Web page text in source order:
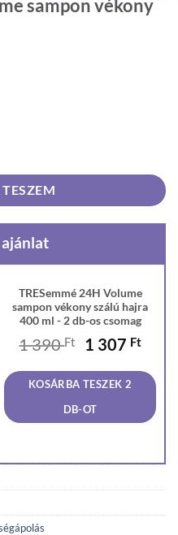
sampon vékony
szálú hajra 400 ml
TRESemmé 24H Volume
sampon vékony szálú hajra
400 ml - 2 db-os csomag
1 390Ft
Original
was:
1
390 Ft.
1 307 Ft
is:
307
KOSÁRBA TESZEK 2
DB-OT